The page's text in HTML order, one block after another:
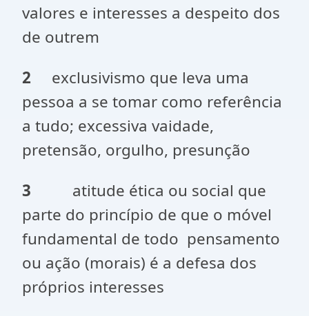
valores e interesses a despeito dos
de outrem
2 exclusivismo que leva uma
pessoa a se tomar como referência
a tudo; excessiva vaidade,
pretensão, orgulho, presunção
3 atitude ética ou social que
parte do princípio de que o móvel
fundamental de todo pensamento
ou ação (morais) é a defesa dos
próprios interesses